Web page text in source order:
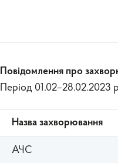
Повідомлення про
Період 01.02–28.02.2023
Назва захворювання
АЧС